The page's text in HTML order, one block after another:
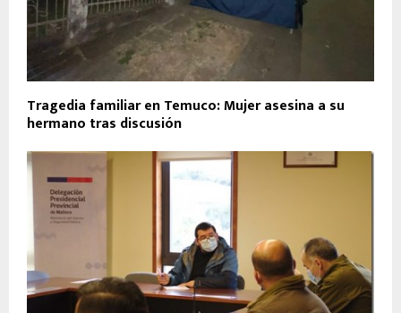
Tragedia familiar en Temuco: Mujer asesina a su
hermano tras discusión